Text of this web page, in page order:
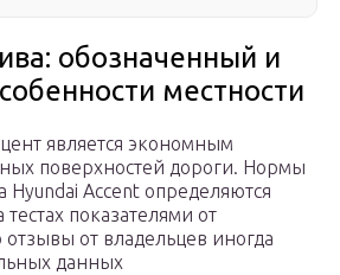
обозначенный и
местности
является экономным
поверхностей дороги. Нормы
Hyundai Accent определяются
показателями от
от владельцев иногда
данных